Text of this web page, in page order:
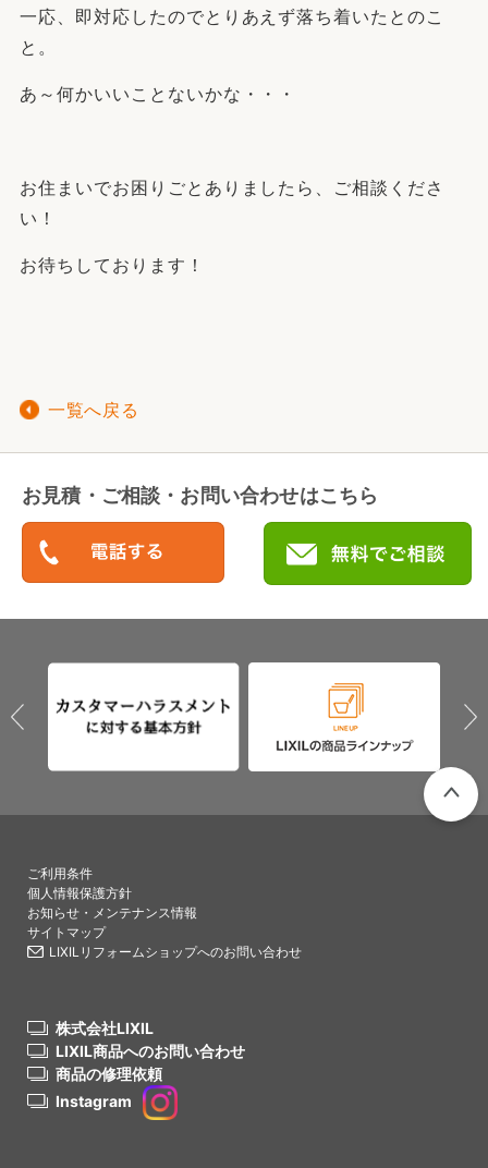
一応、即対応したのでとりあえず落ち着いたとのこ
と。
あ～何かいいことないかな・・・
お住まいでお困りごとありましたら、ご相談くださ
い！
お待ちしております！
一覧へ戻る
お見積・ご相談・お問い合わせはこちら
ご利用条件
個人情報保護方針
お知らせ・メンテナンス情報
サイトマップ
LIXILリフォームショップへのお問い合わせ
株式会社LIXIL
LIXIL商品へのお問い合わせ
商品の修理依頼
Instagram